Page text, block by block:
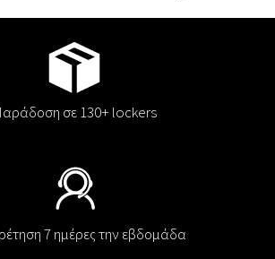
σε 130+ lockers
7 ημέρες την εβδομάδα